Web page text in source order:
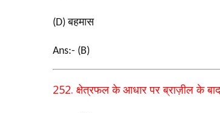
(D)बहमास
Ans:- (B)
252. क्षेत्रफल के आधार पर ब्राज़ील के बाद